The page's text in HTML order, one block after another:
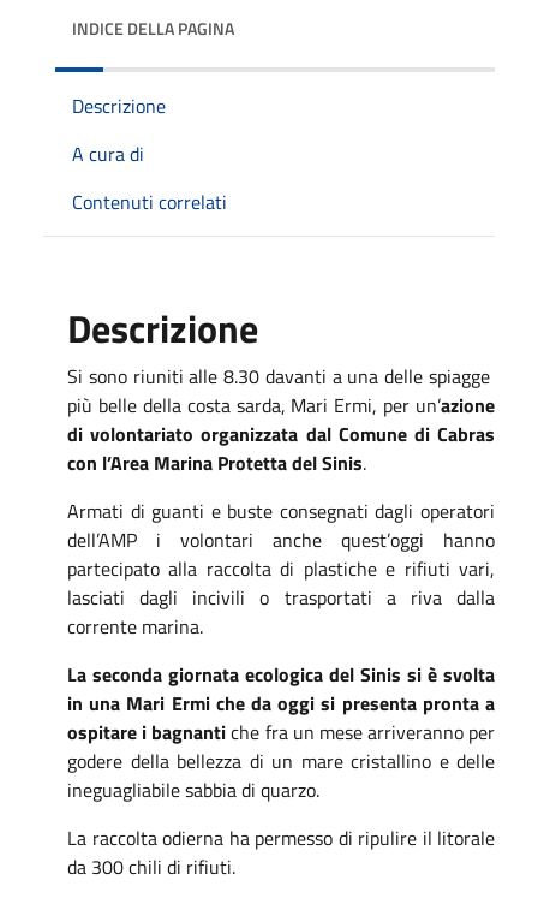
INDICE DELLA PAGINA
Descrizione
A cura di
Contenuti correlati
Descrizione
Si sono riuniti alle 8.30 davanti a una delle spiagge
più belle della costa sarda, Mari Ermi, per un’azione
di volontariato organizzata dal Comune di Cabras
con l’Area Marina Protetta del Sinis.
Armati di guanti e buste consegnati dagli operatori
dell’AMP i volontari anche quest’oggi hanno
partecipato alla raccolta di plastiche e rifiuti vari,
lasciati dagli incivili o trasportati a riva dalla
corrente marina.
La seconda giornata ecologica del Sinis si è svolta
in una Mari Ermi che da oggi si presenta pronta a
ospitare i bagnantiche fra un mese arriveranno per
godere della bellezza di un mare cristallino e delle
ineguagliabile sabbia di quarzo.
La raccolta odierna ha permesso di ripulire il litorale
da 300 chili di rifiuti.